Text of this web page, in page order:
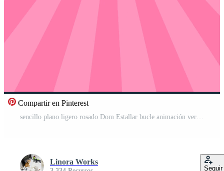
Compartir en Pinterest
Linora Works
Seguir